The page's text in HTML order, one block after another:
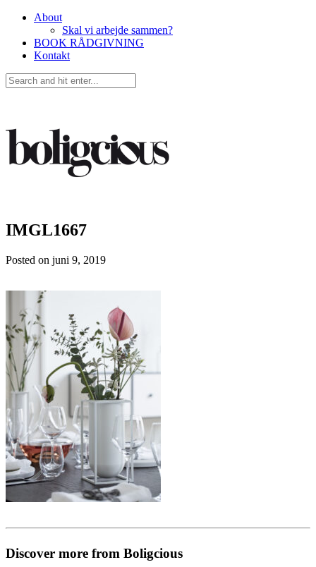
About
Skal vi arbejde sammen?
BOOK RÅDGIVNING
Kontakt
IMGL1667
Posted on juni 9, 2019
Discover more from Boligcious